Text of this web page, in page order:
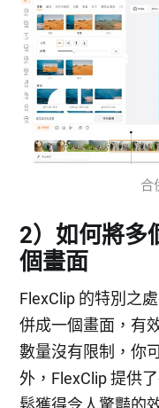
合
2）如何將多
個畫面
FlexClip 的特別之
併成一個畫面，有
數量沒有限制，你
外，FlexClip 提供